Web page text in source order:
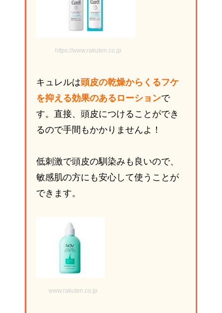
https://www.rakuten.co.jp
キュレルは頭皮の乾燥からくるフケ
を抑える効果のあるローションで
す。直接、頭皮につけることができ
るので手間もかかりませんよ！
低刺激で頭皮の馴染みも良いので、
敏感肌の方にも安心して使うことが
できます。
www.rakuten.co.jp